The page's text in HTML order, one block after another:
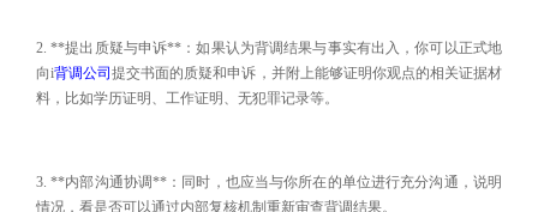
2. **提出质疑与申诉**：如果认为背调结果与事实有出入，你可以正式地
向i背调公司提交书面的质疑和申诉，并附上能够证明你观点的相关证据材
料，比如学历证明、工作证明、无犯罪记录等。
3. **内部沟通协调**：同时，也应当与你所在的单位进行充分沟通，说明
情况，看是否可以通过内部复核机制重新审查背调结果。